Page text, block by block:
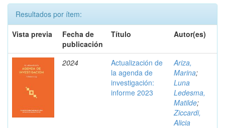
Resultados por ítem:
Vista previa
Fecha de
publicación
Título Autor(es)
2024
Actualización de
la agenda de
investigación:
informe 2023
Ariza,
Marina;
Luna
Ledesma,
Matilde;
Ziccardi,
Alicia